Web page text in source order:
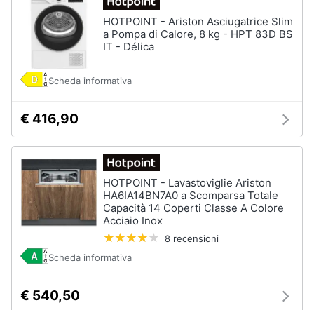
HOTPOINT - Ariston Asciugatrice Slim
a Pompa di Calore, 8 kg - HPT 83D BS
IT - Délica
Scheda informativa
€ 416,90
HOTPOINT - Lavastoviglie Ariston
HA6IA14BN7A0 a Scomparsa Totale
Capacità 14 Coperti Classe A Colore
Acciaio Inox
8 recensioni
Scheda informativa
€ 540,50